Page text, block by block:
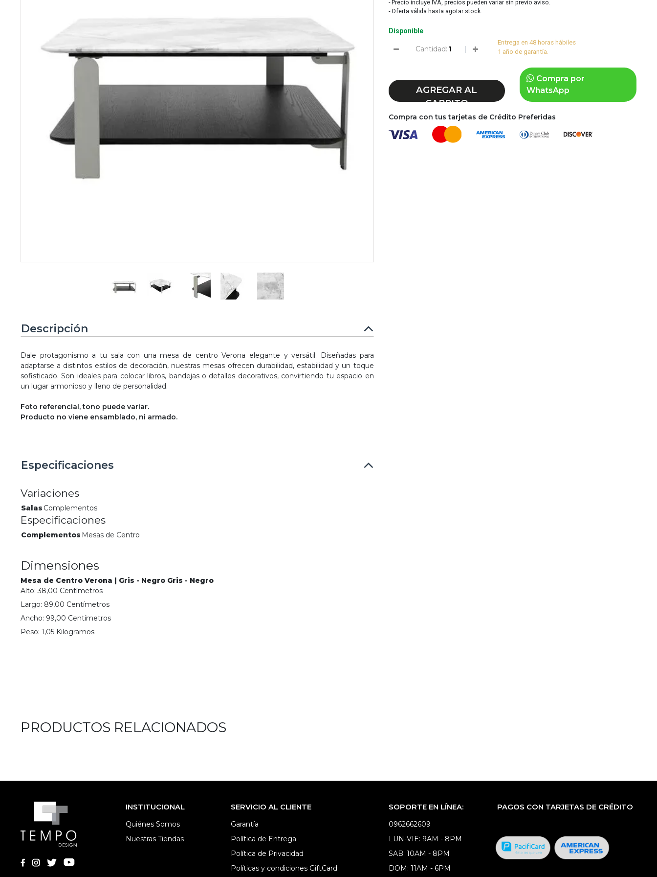
- Precio incluye IVA, precios pueden variar sin previo aviso.
- Oferta válida hasta agotar stock.
Disponible
Cantidad:
Entrega en 48 horas hábiles
1 año de garantía.
AGREGAR AL
CARRITO
Compra por
WhatsApp
Compra con tus tarjetas de Crédito Preferidas
Descripción
Dale protagonismo a tu sala con una mesa de centro Verona elegante y versátil. Diseñadas para
adaptarse a distintos estilos de decoración, nuestras mesas ofrecen durabilidad, estabilidad y un toque
sofisticado. Son ideales para colocar libros, bandejas o detalles decorativos, convirtiendo tu espacio en
un lugar armonioso y lleno de personalidad.
Foto referencial, tono puede variar.
Producto no viene ensamblado, ni armado.
Especificaciones
Variaciones
Salas Complementos
Especificaciones
Complementos Mesas de Centro
Dimensiones
Mesa de Centro Verona | Gris - Negro Gris - Negro
Alto:38,00 Centímetros
Largo: 89,00 Centímetros
Ancho: 99,00 Centímetros
Peso: 1,05 Kilogramos
PRODUCTOS RELACIONADOS
INSTITUCIONAL
Quiénes Somos
Nuestras Tiendas
SERVICIO AL CLIENTE
Garantía
Política de Entrega
Política de Privacidad
Políticas y condiciones GiftCard
SOPORTE EN LÍNEA:
0962662609
LUN-VIE: 9AM - 8PM
SAB: 10AM - 8PM
DOM: 11AM - 6PM
PAGOS CON TARJETAS DE CRÉDITO